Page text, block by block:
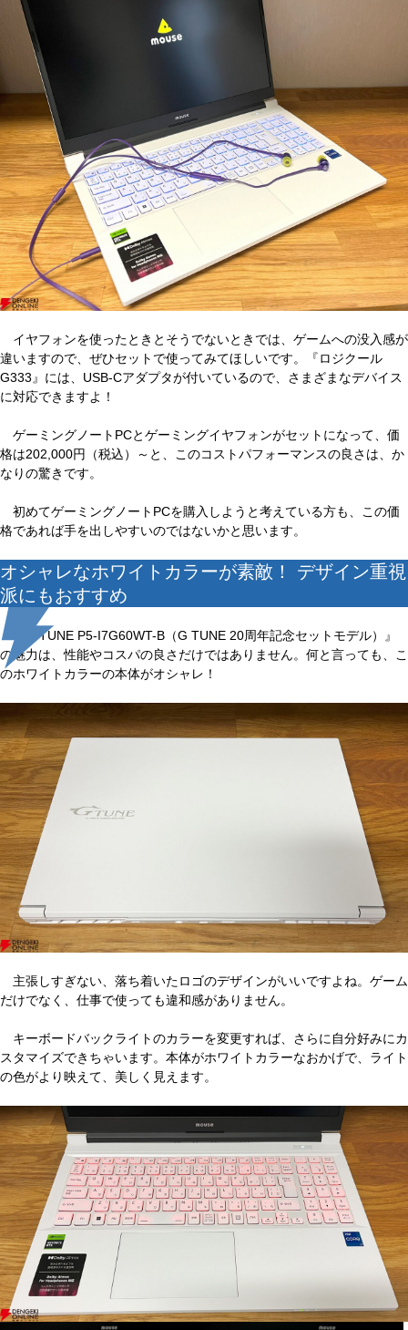
イヤフォンを使ったときとそうでないときでは、ゲームへの没入感が
違いますので、ぜひセットで使ってみてほしいです。『ロジクール
G333』には、USB-Cアダプタが付いているので、さまざまなデバイス
に対応できますよ！
ゲーミングノートPCとゲーミングイヤフォンがセットになって、価
格は202,000円（税込）～と、このコストパフォーマンスの良さは、か
なりの驚きです。
初めてゲーミングノートPCを購入しようと考えている方も、この価
格であれば手を出しやすいのではないかと思います。
オシャレなホワイトカラーが素敵！ デザイン重視
派にもおすすめ
『G TUNE P5-I7G60WT-B（G TUNE 20周年記念セットモデル）』
の魅力は、性能やコスパの良さだけではありません。何と言っても、こ
のホワイトカラーの本体がオシャレ！
主張しすぎない、落ち着いたロゴのデザインがいいですよね。ゲーム
だけでなく、仕事で使っても違和感がありません。
キーボードバックライトのカラーを変更すれば、さらに自分好みにカ
スタマイズできちゃいます。本体がホワイトカラーなおかげで、ライト
の色がより映えて、美しく見えます。